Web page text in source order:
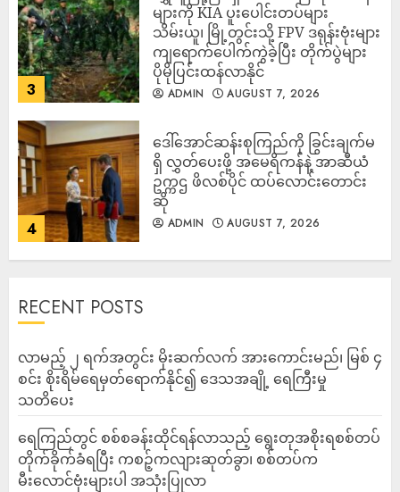
3
များကို KIA ပူးပေါင်းတပ်များ
သိမ်းယူ၊ မြို့တွင်းသို့ FPV ဒရုန်းဗုံးများ
ကျရောက်ပေါက်ကွဲခဲ့ပြီး တိုက်ပွဲများ
ပိုမိုပြင်းထန်လာနိုင်
ADMIN AUGUST 7, 2026
4
ဒေါ်အောင်ဆန်းစုကြည်ကို ခြွင်းချက်မ
ရှိ လွှတ်ပေးဖို့ အမေရိကန်နဲ့ အာဆီယံ
ဥက္ကဌ ဖိလစ်ပိုင် ထပ်လောင်းတောင်း
ဆို
ADMIN AUGUST 7, 2026
RECENT POSTS
လာမည့် ၂ ရက်အတွင်း မိုးဆက်လက် အားကောင်းမည်၊ မြစ် ၄
စင်း စိုးရိမ်ရေမှတ်ရောက်နိုင်၍ ဒေသအချို့ ရေကြီးမှု
သတိပေး
ရေကြည်တွင် စစ်စခန်းထိုင်ရန်လာသည့် ရွေးတုအစိုးရစစ်တပ်
တိုက်ခိုက်ခံရပြီး ကစဉ့်ကလျားဆုတ်ခွာ၊ စစ်တပ်က
မီးလောင်ဗုံးများပါ အသုံးပြုလာ